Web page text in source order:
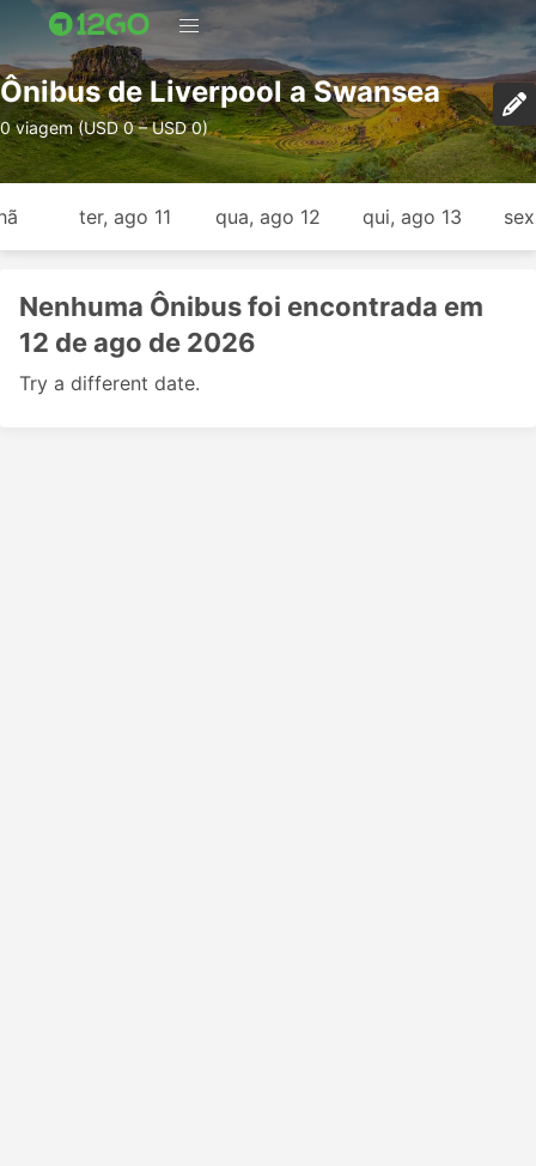
Ônibus de Liverpool a Swansea
0 viagem (USD 0 – USD 0)
ter, ago 11 qua, ago 12 qui, ago 13
Nenhuma Ônibus foi encontrada em
12 de ago de 2026
Try a different date.